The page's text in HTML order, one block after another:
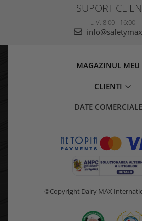
SUPORT
L-V, 8:00 - 16:00
MAGAZINUL MEU
CLIENTI
DATE COMERCIALE
©Copyright Dairy MAX